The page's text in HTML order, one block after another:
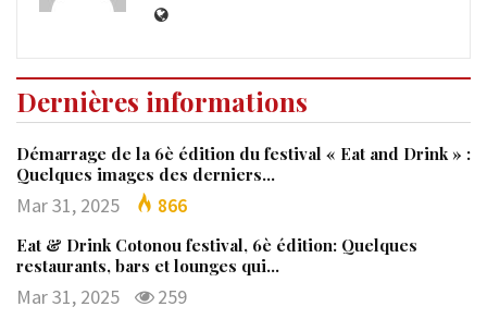
Dernières informations
Démarrage de la 6è édition du festival « Eat and Drink » :
Quelques images des derniers…
Mar 31, 2025 866
Eat & Drink Cotonou festival, 6è édition: Quelques
restaurants, bars et lounges qui…
Mar 31, 2025 259